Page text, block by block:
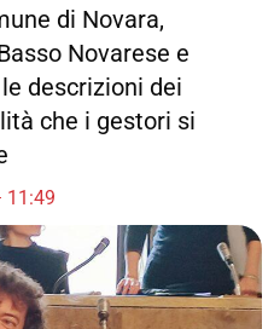
di Novara,
Novarese e
descrizioni dei
che i gestori si
11:49